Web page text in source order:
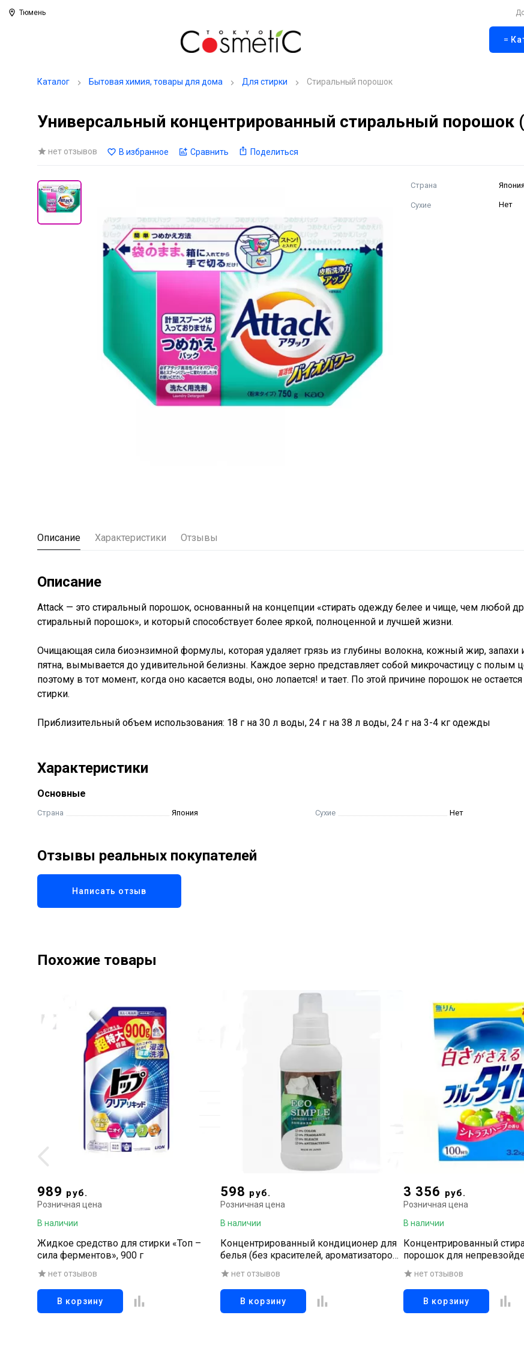
Тюмень
Каталог Бытовая химия, товары для дома Для стирки Стиральный порошок
Универсальный концентрированный стиральный порошок
нет отзывов В избранное Сравнить Поделиться
Страна Япония
Сухие Нет
Описание Характеристики Отзывы
Описание
Attack — это стиральный порошок, основанный на концепции «стирать одежду белее и чище, чем любой
стиральный порошок», и который способствует более яркой, полноценной и лучшей жизни.
Очищающая сила биоэнзимной формулы, которая удаляет грязь из глубины волокна, кожный жир, запахи
пятна, вымывается до удивительной белизны. Каждое зерно представляет собой микрочастицу с полым
поэтому в тот момент, когда оно касается воды, оно лопается! и тает. По этой причине порошок не
стирки.
Приблизительный объем использования: 18 г на 30 л воды, 24 г на 38 л воды, 24 г на 3-4 кг одежды
Характеристики
Основные
Страна Япония Сухие Нет
Отзывы реальных покупателей
Написать отзыв
Похожие товары
989 руб.
Розничная цена
В наличии
Жидкое средство для стирки «Топ –
сила ферментов», 900 г
нет отзывов
В корзину
598 руб.
Розничная цена
В наличии
Концентрированный кондиционер для
белья (без красителей, ароматизаторов,
отбеливателей, антибактериальных
компонентов), 500 мл
нет отзывов
В корзину
3 356 руб.
Розничная цена
В наличии
Концентрированный
порошок для
белизны тканей, 3,2 к
нет отзывов
В корзину